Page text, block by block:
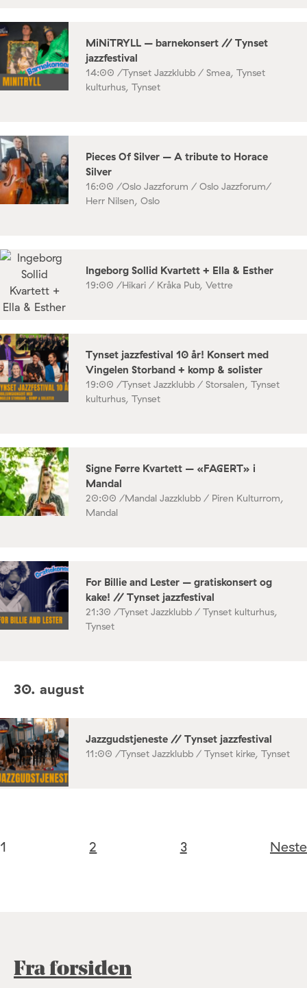
MiNiTRYLL – barnekonsert // Tynset
jazzfestival
14:00 /Tynset Jazzklubb / Smea, Tynset
kulturhus, Tynset
Pieces Of Silver – A tribute to Horace
Silver
16:00 /Oslo Jazzforum / Oslo Jazzforum/
Herr Nilsen, Oslo
Ingeborg Sollid Kvartett + Ella & Esther
19:00 /Hikari / Kråka Pub, Vettre
Tynset jazzfestival 10 år! Konsert med
Vingelen Storband + komp & solister
19:00 /Tynset Jazzklubb / Storsalen, Tynset
kulturhus, Tynset
Signe Førre Kvartett – «FAGERT» i
Mandal
20:00 /Mandal Jazzklubb / Piren Kulturrom,
Mandal
For Billie and Lester – gratiskonsert og
kake! // Tynset jazzfestival
21:30 /Tynset Jazzklubb / Tynset kulturhus,
Tynset
30. august
Jazzgudstjeneste // Tynset jazzfestival
11:00 /Tynset Jazzklubb / Tynset kirke, Tynset
1 2 3 Neste
Fra forsiden